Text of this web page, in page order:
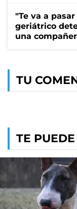
"Te va a
geriátrico
una
TU
TE